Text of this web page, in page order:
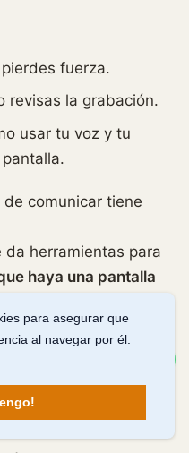
fuerza.
revisas la grabación.
usar tu voz y tu
comunicar tiene
da herramientas para
haya una pantalla
del día, sino
no quieren ser
de pasarlo mal
para asegurar que
al navegar por él.